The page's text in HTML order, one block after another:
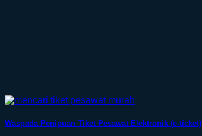
Waspada Penipuan Tiket Pesawat Elektronik (e-ticket)